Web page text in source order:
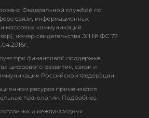
Федеральной службой по
связи, информационных
массовых коммуникаций
номер свидетельства ЭЛ № ФС 77
при финансовой поддержке
цифрового развития, связи и
Российской Федерации.
ресурсе применяются
технологии. Подробнее.
и международных